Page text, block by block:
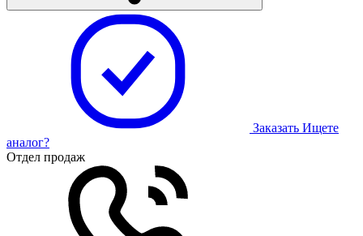
Заказать Ищете
аналог?
Отдел продаж